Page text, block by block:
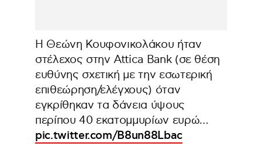
Η Θεώνη Κουφονικολάκου ήταν
στέλεχος στην Attica Bank (σε θέση
ευθύνης σχετική με την εσωτερική
επιθεώρηση/ελέγχους) όταν
εγκρίθηκαν τα δάνεια ύψους
περίπου 40 εκατομμυρίων ευρώ…
pic.twitter.com/B8un88Lbac